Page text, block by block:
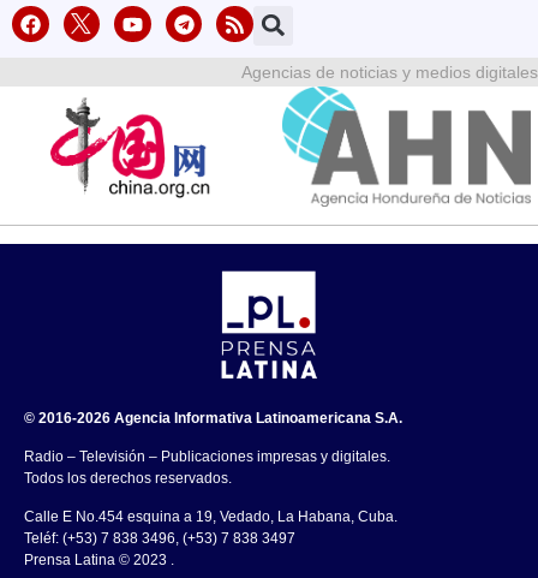
Agencias de noticias y medios digitales
© 2016-2026 Agencia Informativa Latinoamericana S.A.
Radio – Televisión – Publicaciones impresas y digitales.
Todos los derechos reservados.
Calle E No.454 esquina a 19, Vedado, La Habana, Cuba.
Teléf: (+53) 7 838 3496, (+53) 7 838 3497
Prensa Latina © 2023 .